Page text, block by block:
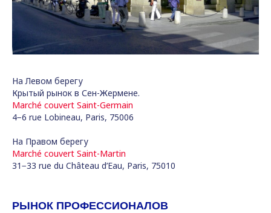
На Левом берегу
Крытый рынок в Сен-Жермене.
Marché couvert Saint-Germain
4−6 rue Lobineau, Paris, 75006
На Правом берегу
Marché couvert Saint-Martin
31−33 rue du Château d’Eau, Paris, 75010
РЫНОК ПРОФЕССИОНАЛОВ